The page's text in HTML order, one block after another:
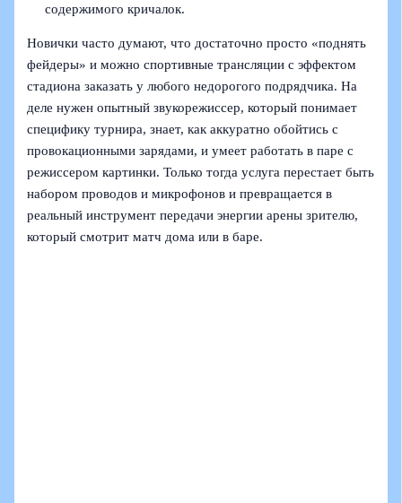
содержимого кричалок.
Новички часто думают, что достаточно просто «поднять
фейдеры» и можно спортивные трансляции с эффектом
стадиона заказать у любого недорогого подрядчика. На
деле нужен опытный звукорежиссер, который понимает
специфику турнира, знает, как аккуратно обойтись с
провокационными зарядами, и умеет работать в паре с
режиссером картинки. Только тогда услуга перестает быть
набором проводов и микрофонов и превращается в
реальный инструмент передачи энергии арены зрителю,
который смотрит матч дома или в баре.